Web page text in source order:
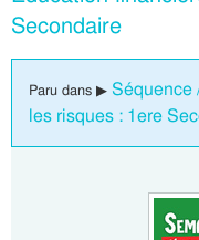
Secondaire
Paru dans ▶ Séquence
les risques : 1ere